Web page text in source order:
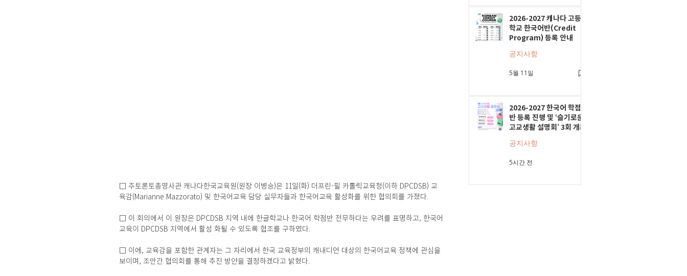
□ 주토론토총영사관 캐나다한국교육원(원장 이병승)은 11일(화) 더프린-필 카톨릭교육청(이하 DPCDSB) 교
육감(Marianne Mazzorato) 및 한국어교육 담당 실무자들과 한국어교육 활성화를 위한 협의회를 가졌다.
□ 이 회의에서 이 원장은 DPCDSB 지역 내에 한글학교나 한국어 학점반 전무하다는 우려를 표명하고, 한국어
교육이 DPCDSB 지역에서 활성 화될 수 있도록 협조를 구하였다.
□ 이에, 교육감을 포함한 관계자는 그 자리에서 한국 교육정부의 캐내디언 대상의 한국어교육 정책에 관심을
보이며, 조만간 협의회를 통해 추진 방안을 결정하겠다고 밝혔다.
2026-2027 캐나다 고등
학교 한국어반(Credit
Program) 등록 안내
공지사항
5월 11일
2026-2027 한국어 학점
반 등록 진행 및 ‘슬기로운
고교생활 설명회’ 3회 개최
공지사항
5시간 전